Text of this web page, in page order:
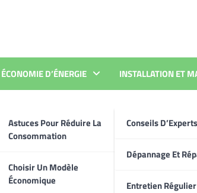
ÉCONOMIE D’ÉNERGIE
Astuces Pour Réduire La
Consommation
Choisir Un Modèle
Économique
INSTALLATION ET
Conseils D’Experts
Dépannage Et
Entretien Régulier
Meilleures
votre maison cet été ? Une climatisation
marché, comment savoir laquelle choisir ?